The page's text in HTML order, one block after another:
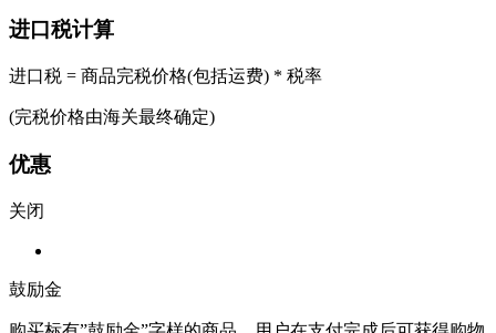
进口税计算
进口税 = 商品完税价格(包括运费) * 税率
(完税价格由海关最终确定)
优惠
关闭
鼓励金